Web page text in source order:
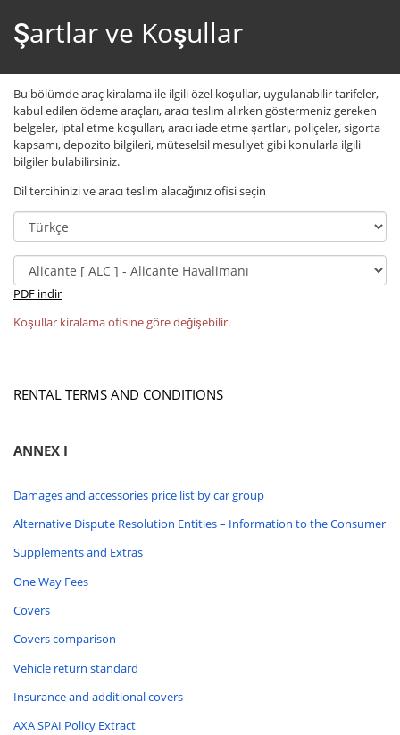
Şartlar ve Koşullar
Bu bölümde araç kiralama ile ilgili özel koşullar, uygulanabilir tarifeler,
kabul edilen ödeme araçları, aracı teslim alırken göstermeniz gereken
belgeler, iptal etme koşulları, aracı iade etme şartları, poliçeler, sigorta
kapsamı, depozito bilgileri, müteselsil mesuliyet gibi konularla ilgili
bilgiler bulabilirsiniz.
Dil tercihinizi ve aracı teslim alacağınız ofisi seçin
PDF indir
Koşullar kiralama ofisine göre değişebilir.
RENTAL TERMS AND CONDITIONS
ANNEX I
Damages and accessories price list by car group
Alternative Dispute Resolution Entities – Information to the Consumer
Supplements and Extras
One Way Fees
Covers
Covers comparison
Vehicle return standard
Insurance and additional covers
AXA SPAI Policy Extract